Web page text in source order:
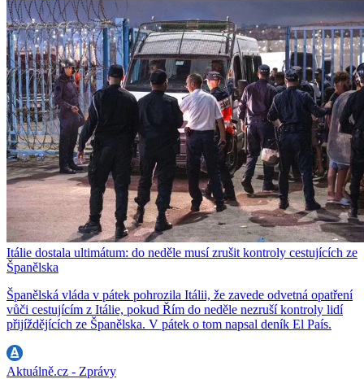
Itálie dostala ultimátum: do neděle musí zrušit kontroly cestujících ze
Španělska
Španělská vláda v pátek pohrozila Itálii, že zavede odvetná opatření
vůči cestujícím z Itálie, pokud Řím do neděle nezruší kontroly lidí
přijíždějících ze Španělska. V pátek o tom napsal deník El País.
Aktuálně.cz - Zprávy